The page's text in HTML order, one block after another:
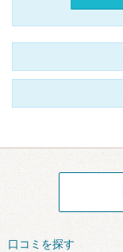
口コミを探す